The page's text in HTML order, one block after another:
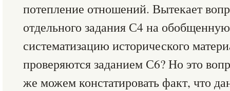
потепление отношений. Вытекает
отдельного задания С4 на
систематизацию исторического
проверяются заданием С6? Но это
же можем констатировать факт, что